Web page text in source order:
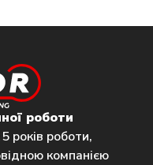
роботи
років роботи,
компанією